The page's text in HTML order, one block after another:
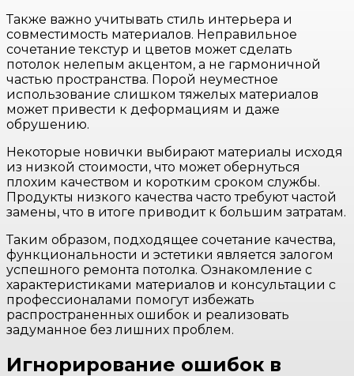
Также важно учитывать стиль интерьера и
совместимость материалов. Неправильное
сочетание текстур и цветов может сделать
потолок нелепым акцентом, а не гармоничной
частью пространства. Порой неуместное
использование слишком тяжелых материалов
может привести к деформациям и даже
обрушению.
Некоторые новички выбирают материалы исходя
из низкой стоимости, что может обернуться
плохим качеством и коротким сроком службы.
Продукты низкого качества часто требуют частой
замены, что в итоге приводит к большим затратам.
Таким образом, подходящее сочетание качества,
функциональности и эстетики является залогом
успешного ремонта потолка. Ознакомление с
характеристиками материалов и консультации с
профессионалами помогут избежать
распространенных ошибок и реализовать
задуманное без лишних проблем.
Игнорирование ошибок в